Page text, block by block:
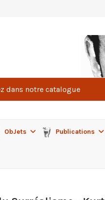
ObJets Publications